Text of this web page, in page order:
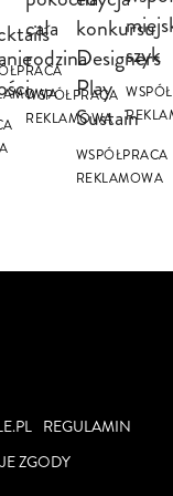
cała
rodzina
WSPÓŁPRACA
REKLAMOWA
konkursu
Designers
Play
Sustain
WSPÓŁPRACA
REKLAMOWA
szyk
REGULAMIN
ZGODY